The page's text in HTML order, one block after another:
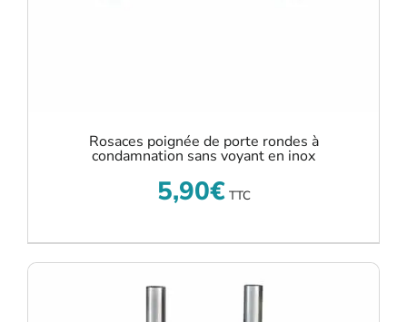
Rosaces poignée de porte rondes à
condamnation sans voyant en inox
5,90€ TTC